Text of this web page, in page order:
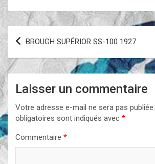
Navigation
l’article
BROUGH SUPÉRIOR SS-100 1927
Laisser un commentaire
Votre adresse e-mail ne sera pas publiée.
obligatoires sont indiqués avec *
Commentaire *